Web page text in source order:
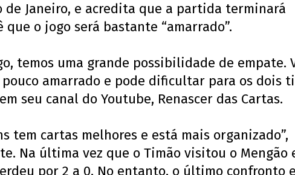
de Janeiro, e acredita que a partida terminará
que o jogo será bastante “amarrado”.
temos uma grande possibilidade de empate.
amarrado e pode dificultar para os dois
seu canal do Youtube, Renascer das Cartas.
tem cartas melhores e está mais organizado”,
Na última vez que o Timão visitou o Mengão
por 2 a 0. No entanto, o último confronto